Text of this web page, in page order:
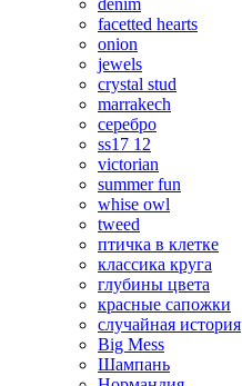
denim
facetted hearts
onion
jewels
crystal stud
marrakech
серебро
ss17 12
victorian
summer fun
whise owl
tweed
птичка в клетке
классика круга
глубины цвета
красные сапожки
случайная история
Big Mess
Шампань